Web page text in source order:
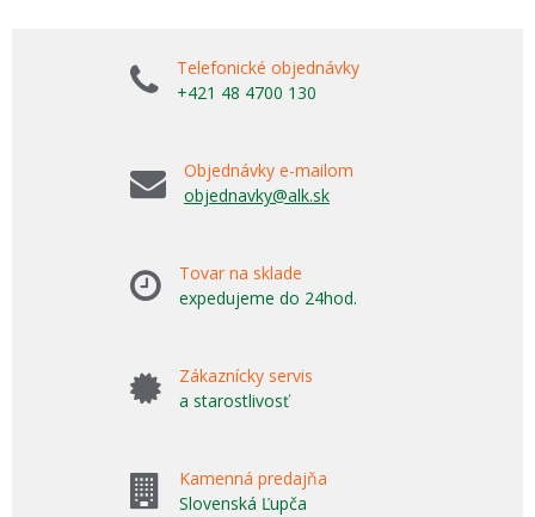
Telefonické objednávky
+421 48 4700 130
Objednávky e-mailom
objednavky@alk.sk
Tovar na sklade
expedujeme do 24hod.
Zákaznícky servis
a starostlivosť
Kamenná predajňa
Slovenská Ľupča